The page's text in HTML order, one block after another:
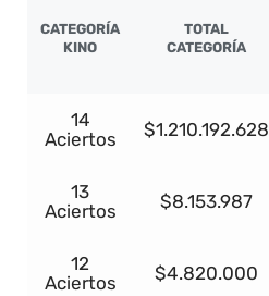
CATEGORÍA
KINO
TOTAL
CATEGORÍA
14
Aciertos
$1.210.192.628
13
Aciertos
$8.153.987
12
Aciertos
$4.820.000